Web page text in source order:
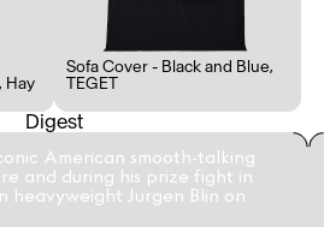
pour les membres
de Goûts
Hay
Sofa Cover - Black and Blue,
TEGET
Digest
American smooth-talking
and during his prize fight in
heavyweight Jurgen Blin on